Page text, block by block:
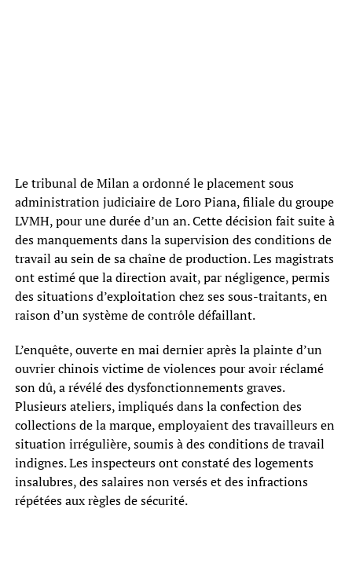
Le tribunal de Milan a ordonné le placement sous
administration judiciaire de Loro Piana, filiale du groupe
LVMH, pour une durée d’un an. Cette décision fait suite à
des manquements dans la supervision des conditions de
travail au sein de sa chaîne de production. Les magistrats
ont estimé que la direction avait, par négligence, permis
des situations d’exploitation chez ses sous-traitants, en
raison d’un système de contrôle défaillant.
L’enquête, ouverte en mai dernier après la plainte d’un
ouvrier chinois victime de violences pour avoir réclamé
son dû, a révélé des dysfonctionnements graves.
Plusieurs ateliers, impliqués dans la confection des
collections de la marque, employaient des travailleurs en
situation irrégulière, soumis à des conditions de travail
indignes. Les inspecteurs ont constaté des logements
insalubres, des salaires non versés et des infractions
répétées aux règles de sécurité.